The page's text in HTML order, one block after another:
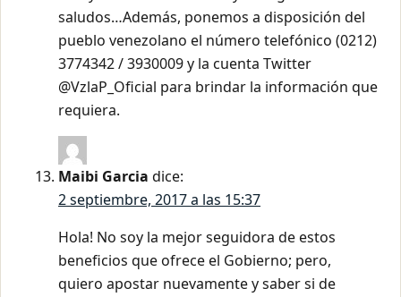
saludos…Además, ponemos a disposición del
pueblo venezolano el número telefónico (0212)
3774342 / 3930009 y la cuenta Twitter
@VzlaP_Oficial para brindar la información que
requiera.
Maibi Garcia dice:
2 septiembre, 2017 a las 15:37
Hola! No soy la mejor seguidora de estos
beneficios que ofrece el Gobierno; pero,
quiero apostar nuevamente y saber si de